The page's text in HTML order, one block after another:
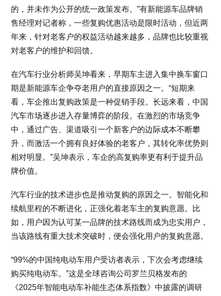
的，并未作为公开的统一政策发布。”有新能源车品牌销
售经理对记者称，一些复购优惠活动是限时活动，但近两
年来，针对老客户的权益活动越来越多，品牌也比较重视
对老客户的维护和回馈。
在汽车行业分析师吴坤看来，早期车主进入集中换车窗口
期是新能源车企争夺老用户的直接原因之一。“短期来
看，车企推出复购政策是一种促销手段。长远来看，中国
汽车市场逐步进入存量博弈的阶段。在激烈的市场竞争
中，通过广告、渠道吸引一个新客户的边际成本不断攀
升，而激活一个拥有良好体验的老客户，其转化率优势则
相对明显。”吴坤表示，车企的高复购率更有利于提升品
牌价值。
汽车行业的技术进步也是推动复购的原因之一。智能化和
续航里程的不断进化，正强化着老车主的复购意愿。比
如，用户因为认可某一品牌的技术路线而成为忠实用户，
当该路线有重大技术突破时，便会强化用户的复购意愿。
“99%的中国纯电动车用户受访者表示，下次会考虑继续
购买纯电动车。”这是全球咨询公司罗兰贝格发布的
《2025年智能电动车补能生态体系指数》中披露的调研